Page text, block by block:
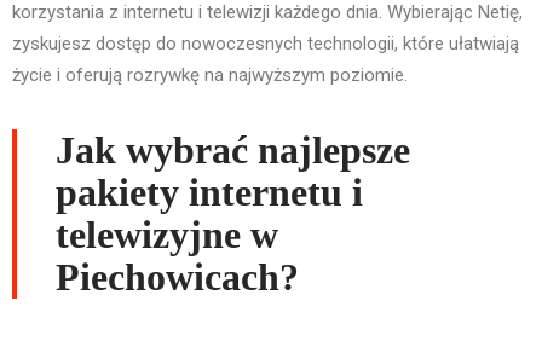
korzystania z internetu i telewizji każdego dnia. Wybierając Netię,
zyskujesz dostęp do nowoczesnych technologii, które ułatwiają
życie i oferują rozrywkę na najwyższym poziomie.
Jak wybrać najlepsze
pakiety internetu i
telewizyjne w
Piechowicach?